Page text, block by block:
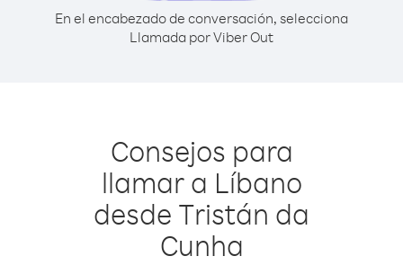
En el encabezado de conversación, selecciona
Llamada por Viber Out
Consejos para
llamar a Líbano
desde Tristán da
Cunha